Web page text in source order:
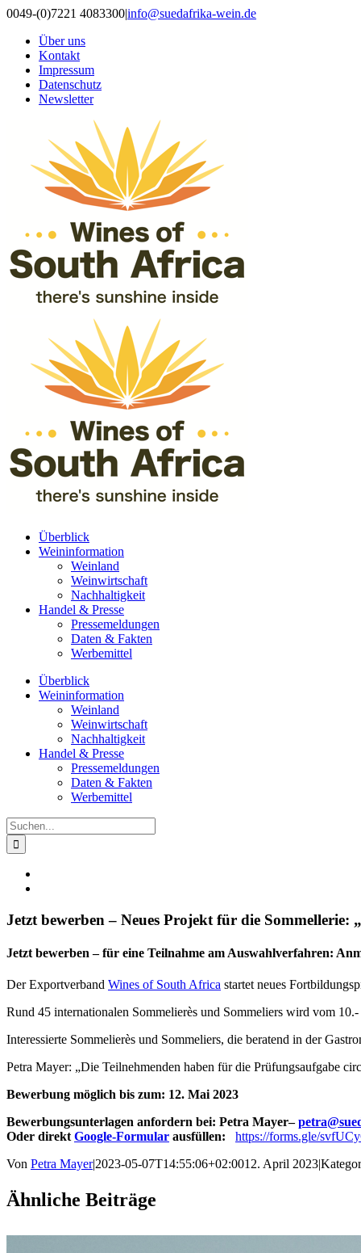
Zum
springen
0049-(0)7221 4083300|info@suedafrika-wein.de
Über uns
Kontakt
Impressum
Datenschutz
Newsletter
Überblick
Weininformation
Weinland
Weinwirtschaft
Nachhaltigkeit
Handel & Presse
Pressemeldungen
Daten & Fakten
Werbemittel
Überblick
Weininformation
Weinland
Weinwirtschaft
Nachhaltigkeit
Handel & Presse
Pressemeldungen
Daten & Fakten
Werbemittel
Suche
nach:
Jetzt bewerben – Neues Projekt für die
Jetzt bewerben – für eine Teilnahme am Auswahlverfahren:
Der Exportverband Wines of South Africa startet neues
Rund 45 internationalen Sommelierès und Sommeliers wird vom
Interessierte Sommelierès und Sommeliers, die beratend in der
Petra Mayer: „Die Teilnehmenden haben für die Prüfungsaufgabe
Bewerbung möglich bis zum: 12. Mai 2023
Bewerbungsunterlagen anfordern bei: Petra Mayer–
Oder direkt Google-Formular ausfüllen:
https://forms.gle/
Von Petra Mayer|2023-05-07T14:55:06+02:0012. April 2023|
Ähnliche Beiträge